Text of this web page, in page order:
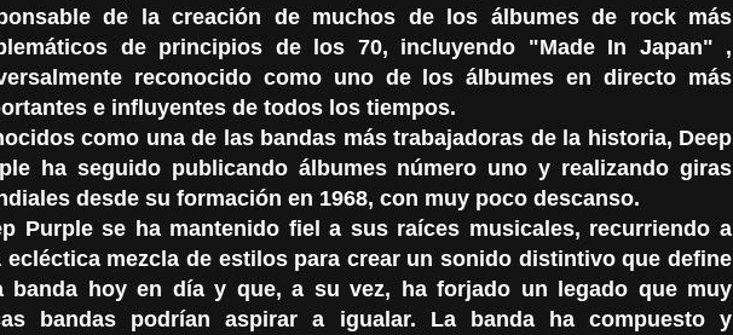
de la creación de muchos de los álbumes de rock más
de principios de los 70, incluyendo "Made In Japan" ,
reconocido como uno de los álbumes en directo más
e influyentes de todos los tiempos.
como una de las bandas más trabajadoras de la historia, Deep
ha seguido publicando álbumes número uno y realizando giras
desde su formación en 1968, con muy poco descanso.
Purple se ha mantenido fiel a sus raíces musicales, recurriendo a
ecléctica mezcla de estilos para crear un sonido distintivo que define
banda hoy en día y que, a su vez, ha forjado un legado que muy
bandas podrían aspirar a igualar. La banda ha compuesto y